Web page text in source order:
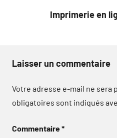
Imprimerie en
Laisser un commentaire
Votre adresse e-mail ne sera
obligatoires sont indiqués
Commentaire*